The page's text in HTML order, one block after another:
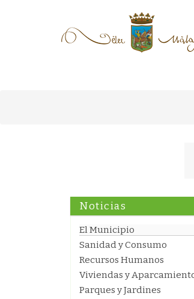
Noticias
El Municipio
Sanidad y Consumo
Recursos Humanos
Viviendas y
Parques y Jardines